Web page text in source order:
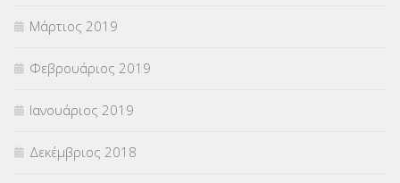
Μάρτιος 2019
Φεβρουάριος 2019
Ιανουάριος 2019
Δεκέμβριος 2018